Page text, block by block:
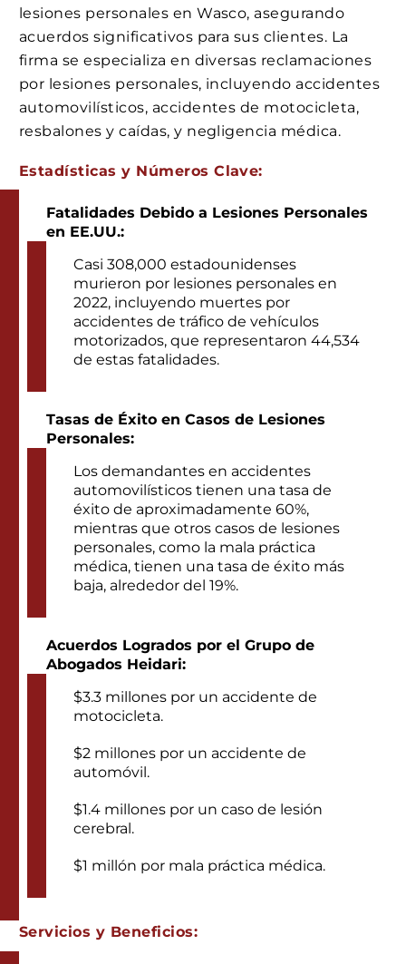
lesiones personales en Wasco, asegurando
acuerdos significativos para sus clientes. La
firma se especializa en diversas reclamaciones
por lesiones personales, incluyendo accidentes
automovilísticos, accidentes de motocicleta,
resbalones y caídas, y negligencia médica.
Estadísticas y Números Clave:
Fatalidades Debido a Lesiones Personales
en EE.UU.:
Casi 308,000 estadounidenses
murieron por lesiones personales en
2022, incluyendo muertes por
accidentes de tráfico de vehículos
motorizados, que representaron 44,534
de estas fatalidades.
Tasas de Éxito en Casos de Lesiones
Personales:
Los demandantes en accidentes
automovilísticos tienen una tasa de
éxito de aproximadamente 60%,
mientras que otros casos de lesiones
personales, como la mala práctica
médica, tienen una tasa de éxito más
baja, alrededor del 19%.
Acuerdos Logrados por el Grupo de
Abogados Heidari:
$3.3 millones por un accidente de
motocicleta.
$2 millones por un accidente de
automóvil.
$1.4 millones por un caso de lesión
cerebral.
$1 millón por mala práctica médica.
Servicios y Beneficios: